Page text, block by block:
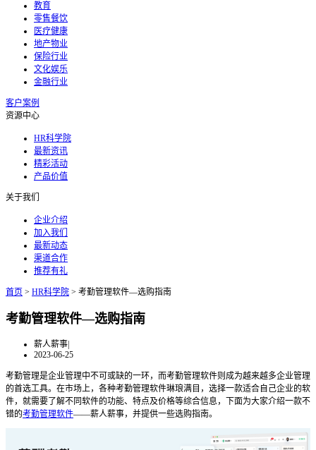
教育
零售餐饮
医疗健康
地产物业
保险行业
文化娱乐
金融行业
客户案例
资源中心
HR科学院
最新资讯
精彩活动
产品价值
关于我们
企业介绍
加入我们
最新动态
渠道合作
推荐有礼
首页 > HR科学院 > 考勤管理软件—选购指南
考勤管理软件—选购指南
薪人薪事|
2023-06-25
考勤管理是企业管理中不可或缺的一环，而考勤管理软件则成为越来越多企业管理
的首选工具。在市场上，各种考勤管理软件琳琅满目，选择一款适合自己企业的软
件，就需要了解不同软件的功能、特点及价格等综合信息，下面为大家介绍一款不
错的考勤管理软件——薪人薪事，并提供一些选购指南。